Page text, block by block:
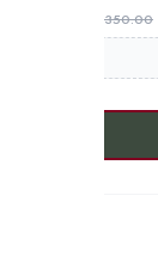
350.00